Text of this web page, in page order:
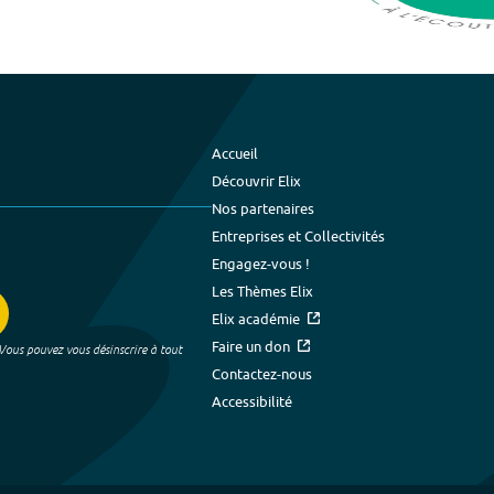
pouvez vous désinscrire à tout
Accueil
Découvrir Elix
Nos partenaires
Entreprises et Collectivités
Engagez-vous !
Les Thèmes Elix
Elix académie
Faire un don
Contactez-nous
Accessibilité